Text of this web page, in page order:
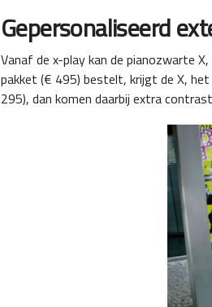
Gepersonaliseerd
Vanaf de x-play kan de pianozwarte
pakket (€ 495) bestelt, krijgt de X,
295), dan komen daarbij extra